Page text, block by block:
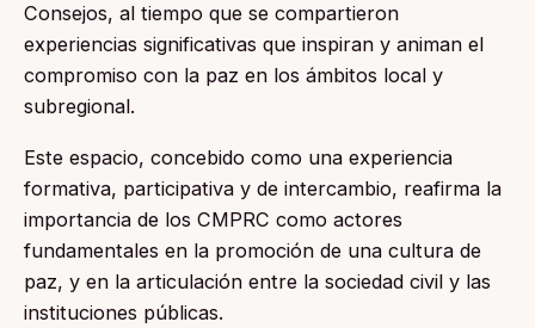
Consejos, al tiempo que se compartieron
experiencias significativas que inspiran y animan el
compromiso con la paz en los ámbitos local y
subregional.
Este espacio, concebido como una experiencia
formativa, participativa y de intercambio, reafirma la
importancia de los CMPRC como actores
fundamentales en la promoción de una cultura de
paz, y en la articulación entre la sociedad civil y las
instituciones públicas.